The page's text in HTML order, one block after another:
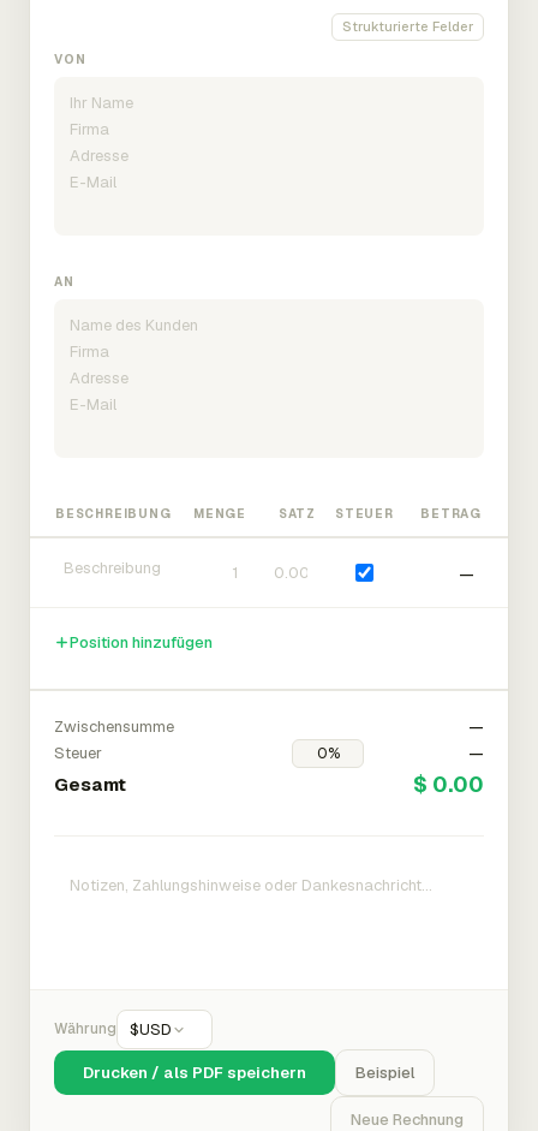
Strukturierte Felder
VON
AN
BESCHREIBUNG MENGE SATZ STEUER BETRAG
—
Position hinzufügen
Zwischensumme
—
Steuer
—
Gesamt $ 0.00
Währung $USD
Drucken / als PDF speichern Beispiel
Neue Rechnung